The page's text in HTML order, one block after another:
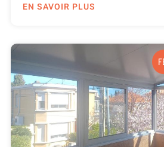
EN SAVOIR PLUS